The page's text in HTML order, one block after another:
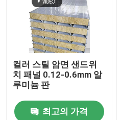
컬러 스틸 암면 샌드위
치 패널 0.12-0.6mm 알
루미늄 판
최고의 가격